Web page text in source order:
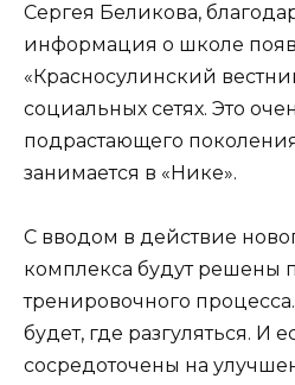
Сергея Беликова,
информация о школе
«Красносулинский
социальных сетях. Это
подрастающего
занимается в «Нике».
С вводом в действие
комплекса будут решены
тренировочного
будет, где разгуляться.
сосредоточены на